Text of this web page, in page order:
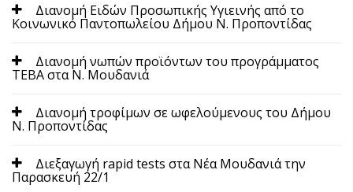
Διανομή Ειδών Προσωπικής Υγιεινής από το
Κοινωνικό Παντοπωλείου Δήμου Ν. Προποντίδας
Διανομή νωπών προϊόντων του προγράμματος
ΤΕΒΑ στα Ν. Μουδανιά
Διανομή τροφίμων σε ωφελούμενους του Δήμου
Ν. Προποντίδας
Διεξαγωγή rapid tests στα Νέα Μουδανιά την
Παρασκευή 22/1